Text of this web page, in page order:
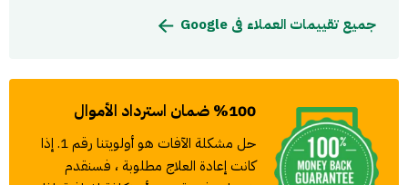
جميع تقييمات العملاء فى Google
%100 ضمان استرداد الأموال
حل مشكلة الآفات هو أولويتنا رقم 1. إذا
كانت إعادة العلاج مطلوبة ، فسنقدم